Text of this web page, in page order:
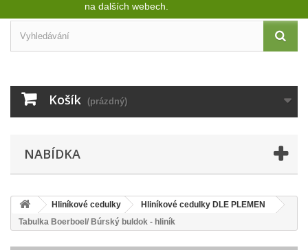
na dalších webech.
Košík (prázdný)
NABÍDKA
Hliníkové cedulky
Hliníkové cedulky DLE PLEMEN
Tabulka Boerboel/ Búrský buldok - hliník